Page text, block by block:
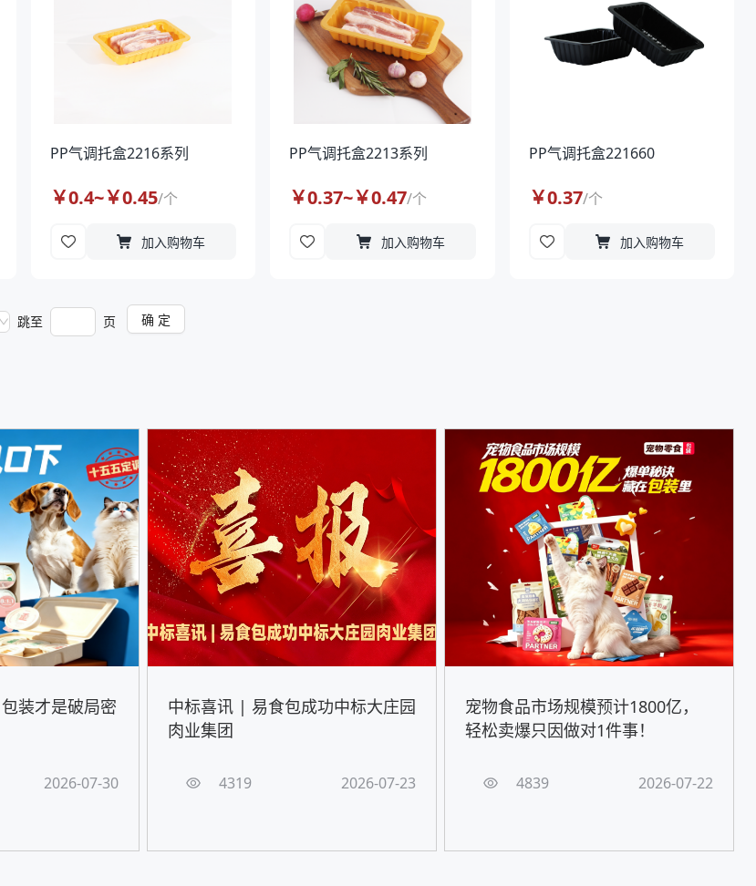
PP气调托盒2216系列
￥0.4~￥0.45/个
加入购物车
PP气调托盒2213系列
￥0.37~￥0.47/个
加入购物车
PP气调托盒221660
￥0.37/个
加入购物车
跳至 页 确 定
装才是破局密
2026-07-30
中标喜讯 | 易食包成功中标大庄园
肉业集团
4319 2026-07-23
宠物食品市场规模预计1800亿，
轻松卖爆只因做对1件事！
4839 2026-07-22